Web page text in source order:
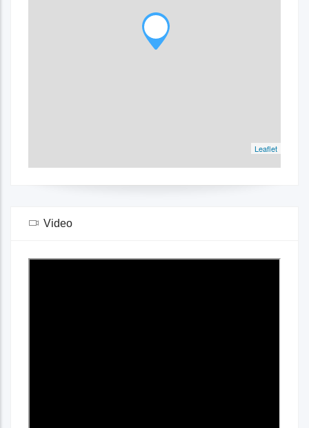
Leaflet
Video